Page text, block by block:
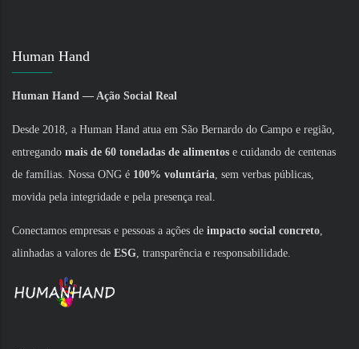
Human Hand
Human Hand — Ação Social Real
Desde 2018, a Human Hand atua em São Bernardo do Campo e região,
entregando mais de 60 toneladas de alimentos e cuidando de centenas
de famílias. Nossa ONG é 100% voluntária , sem verbas públicas,
movida pela integridade e pela presença real.
Conectamos empresas e pessoas a ações de impacto social concreto
alinhadas a valores de ESG , transparência e responsabilidade.